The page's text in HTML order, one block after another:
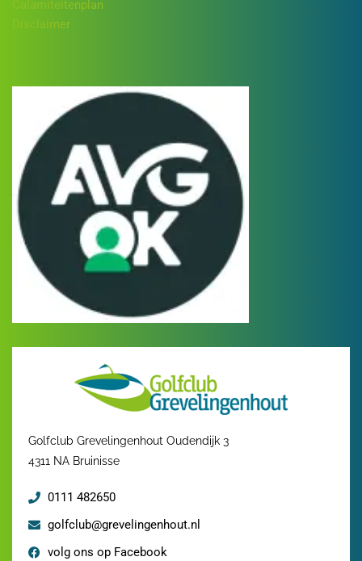
Calamiteitenplan
Disclaimer
Golfclub Grevelingenhout Oudendijk 3
4311 NA Bruinisse
0111 482650
golfclub@grevelingenhout.nl
volg ons op Facebook